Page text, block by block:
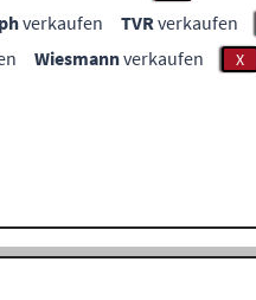
verkaufen TVRverkaufen
Wiesmannverkaufen X